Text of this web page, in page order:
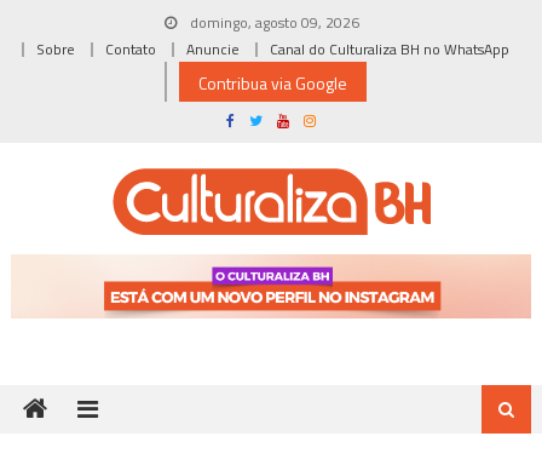
domingo, agosto 09, 2026
Sobre
Contato Anuncie Canal do Culturaliza BH no WhatsApp
Contribua via Google